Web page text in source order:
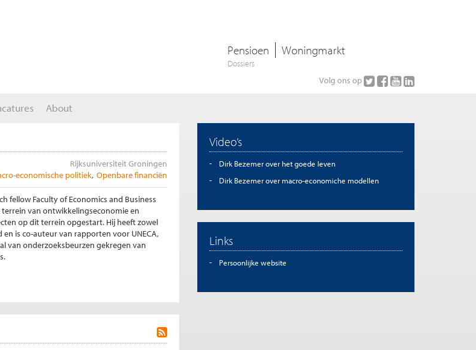
Pensioen Woningmarkt
Dossiers
Volg ons op
About
Rijksuniversiteit Groningen
economische politiek Openbare financiën
fellow Faculty of Economics and Business
van ontwikkelingseconomie en
op dit terrein opgestart. Hij heeft zowel
is co-auteur van rapporten voor UNECA,
van onderzoeksbeurzen gekregen van
Video’s
Dirk Bezemer over het goede leven
Dirk Bezemer over macro-economiche modellen
Links
Persoonlijke website